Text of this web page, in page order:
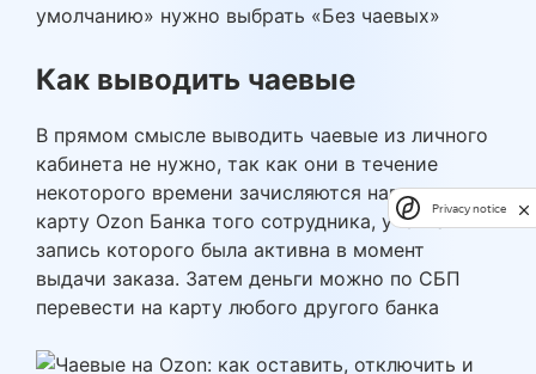
умолчанию» нужно выбрать «Без чаевых»
Как выводить чаевые
В прямом смысле выводить чаевые из личного
кабинета не нужно, так как они в течение
некоторого времени зачисляются напрямую на
карту Ozon Банка того сотрудника, учетная
запись которого была активна в момент
выдачи заказа. Затем деньги можно по СБП
перевести на карту любого другого банка
Privacy notice